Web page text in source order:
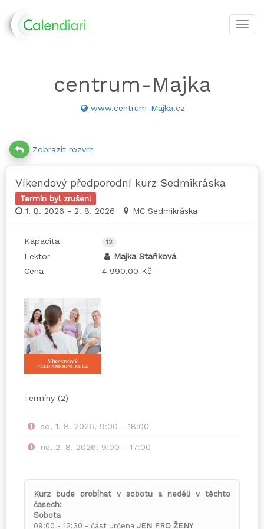
centrum-Majka
www.centrum-Majka.cz
Zobrazit rozvrh
Víkendový předporodní kurz Sedmikráska
Termín byl zrušen!
1. 8. 2026 - 2. 8. 2026
MC Sedmikráska
Kapacita 12
Lektor
Majka Staňková
Cena
4 990,00 Kč
Termíny (2)
so, 1. 8. 2026, 9:00 - 18:00
ne, 2. 8. 2026, 9:00 - 17:00
Kurz bude probíhat v sobotu a neděli v těchto
časech:
Sobota
09:00 - 12:30 - část určena JEN PRO ŽENY